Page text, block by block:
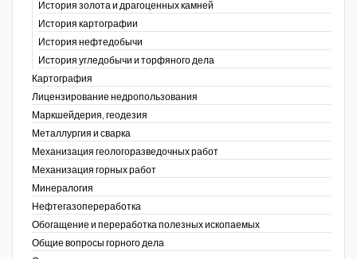
История золота и драгоценных камней
История картографии
История нефтедобычи
История угледобычи и торфяного дела
Картография
Лицензирование недропользования
Маркшейдерия, геодезия
Металлургия и сварка
Механизация геологоразведочных работ
Механизация горных работ
Минералогия
Нефтегазопереработка
Обогащение и переработка полезных ископаемых
Общие вопросы горного дела